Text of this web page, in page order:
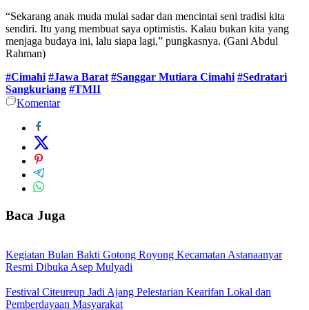
“Sekarang anak muda mulai sadar dan mencintai seni tradisi kita
sendiri. Itu yang membuat saya optimistis. Kalau bukan kita yang
menjaga budaya ini, lalu siapa lagi,” pungkasnya. (Gani Abdul
Rahman)
#Cimahi #Jawa Barat #Sanggar Mutiara Cimahi #Sedratari
Sangkuriang #TMII
Komentar
Baca Juga
Kegiatan Bulan Bakti Gotong Royong Kecamatan Astanaanyar
Resmi Dibuka Asep Mulyadi
Festival Citeureup Jadi Ajang Pelestarian Kearifan Lokal dan
Pemberdayaan Masyarakat